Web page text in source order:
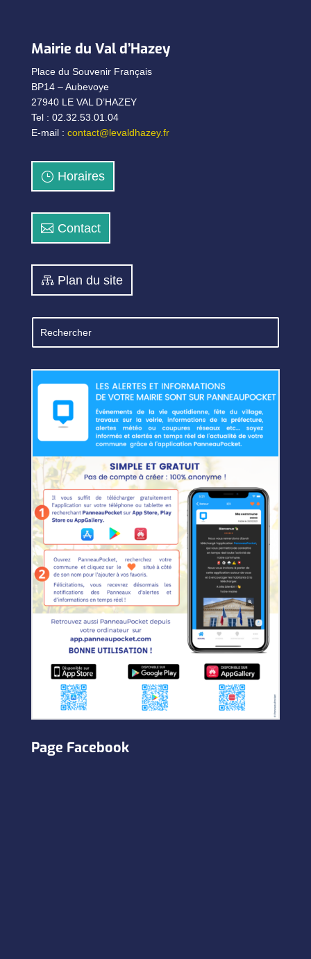
Mairie du Val d’Hazey
Place du Souvenir Français
BP14 – Aubevoye
27940 LE VAL D’HAZEY
Tel : 02.32.53.01.04
E-mail : contact@levaldhazey.fr
Horaires
Contact
Plan du site
Page Facebook